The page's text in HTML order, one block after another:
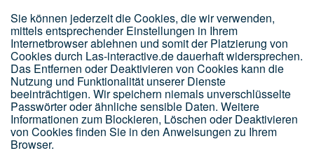
Sie können jederzeit die Cookies, die wir verwenden,
mittels entsprechender Einstellungen in Ihrem
Internetbrowser ablehnen und somit der Platzierung von
Cookies durch Las-interactive.de dauerhaft widersprechen.
Das Entfernen oder Deaktivieren von Cookies kann die
Nutzung und Funktionalität unserer Dienste
beeinträchtigen. Wir speichern niemals unverschlüsselte
Passwörter oder ähnliche sensible Daten. Weitere
Informationen zum Blockieren, Löschen oder Deaktivieren
von Cookies finden Sie in den Anweisungen zu Ihrem
Browser.